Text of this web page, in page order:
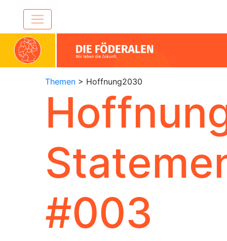
Themen > Hoffnung2030
#003